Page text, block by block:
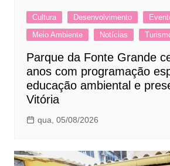
Cultura Desenvolvimento
Meio Ambiente
Notícias
Parque da Fonte Grande
anos com programação
educação ambiental e
Vitória
qua, 05/08/2026